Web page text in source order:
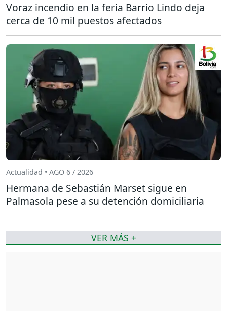
Voraz incendio en la feria Barrio Lindo deja
cerca de 10 mil puestos afectados
Actualidad • AGO 6 / 2026
Hermana de Sebastián Marset sigue en
Palmasola pese a su detención domiciliaria
VER MÁS +